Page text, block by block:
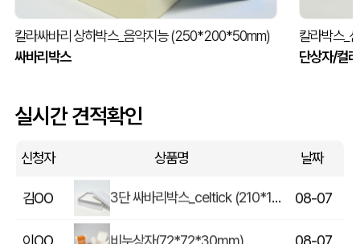
칼라싸바리 상하박스_음악지능 (250*200*50mm)
싸바리박스
칼라박스_
단상자/컬
실시간 견적확인
신청자 상품명 날짜
이OO 화장품박스 제작 문의
김OO 08-07
이OO 비누상자(72*72*30mm) 08-07